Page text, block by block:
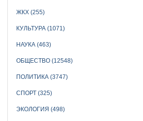
ЖКХ (255)
КУЛЬТУРА (1071)
НАУКА (463)
ОБЩЕСТВО (12548)
ПОЛИТИКА (3747)
СПОРТ (325)
ЭКОЛОГИЯ (498)